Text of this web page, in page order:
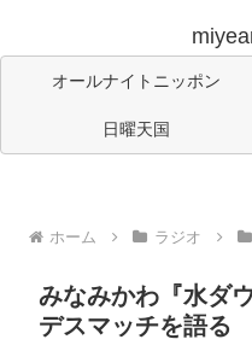
オールナイトニッポン
日曜天国
ホーム ラジオ
みなみかわ『水ダ
デスマッチを語る